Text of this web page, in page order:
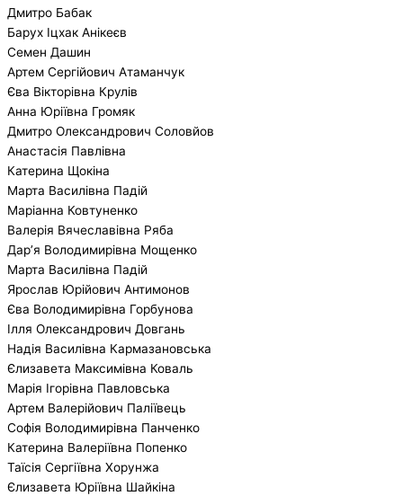
Дмитро Бабак
Барух Іцхак Анікеєв
Семен Дашин
Артем Сергійович Атаманчук
Єва Вікторівна Крулів
Анна Юріївна Громяк
Дмитро Олександрович Соловйов
Анастасія Павлівна
Катерина Щокіна
Марта Василівна Падій
Маріанна Ковтуненко
Валерія Вячеславівна Ряба
Дар’я Володимирівна Мощенко
Марта Василівна Падій
Ярослав Юрійович Антимонов
Єва Володимирівна Горбунова
Ілля Олександрович Довгань
Надія Василівна Кармазановська
Єлизавета Максимівна Коваль
Марія Ігорівна Павловська
Артем Валерійович Паліївець
Софія Володимирівна Панченко
Катерина Валеріївна Попенко
Таїсія Сергіївна Хорунжа
Єлизавета Юріївна Шайкіна